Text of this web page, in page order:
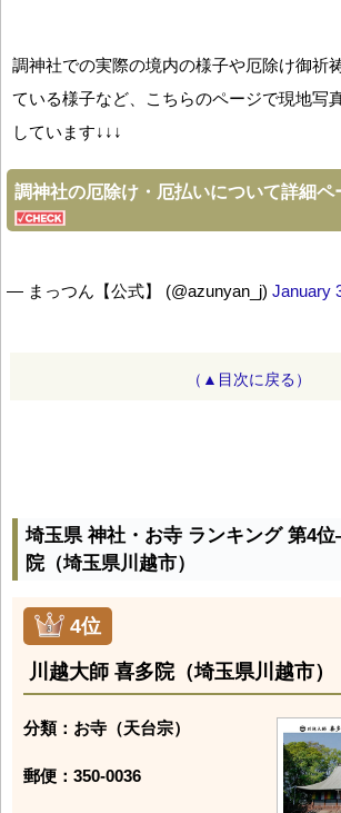
調神社での実際の境内の様子や厄除け御祈
ている様子など、こちらのページで現地写
しています↓↓↓
調神社の厄除け・厄払いについて詳細ペ
— まっつん【公式】 (@azunyan_j) January
（▲目次に戻る）
埼玉県 神社・お寺 ランキング 第4
院（埼玉県川越市）
4位
川越大師 喜多院（埼玉県川越市）
分類：お寺（天台宗）
郵便：350-0036